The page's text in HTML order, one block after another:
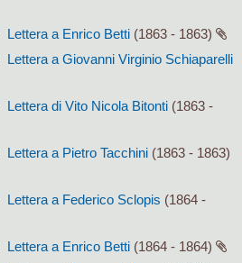
Lettera a Enrico Betti (1863 - 1863)
Lettera a Giovanni Virginio Schiaparelli
Lettera di Vito Nicola Bitonti (1863 -
Lettera a Pietro Tacchini (1863 - 1863)
Lettera a Federico Sclopis (1864 -
Lettera a Enrico Betti (1864 - 1864)